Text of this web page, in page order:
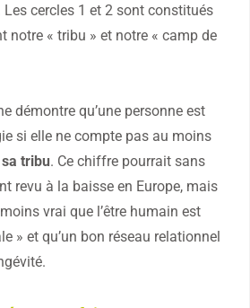
cercles 1 et 2 sont constitués
notre « tribu » et notre « camp de
démontre qu’une personne est
si elle ne compte pas au moins
tribu. Ce chiffre pourrait sans
revu à la baisse en Europe, mais
vrai que l’être humain est
» et qu’un bon réseau relationnel